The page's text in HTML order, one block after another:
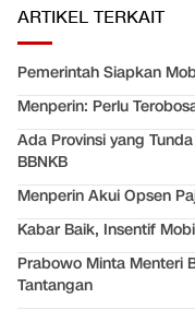
ARTIKEL TERKAIT
Pemerintah Siapkan
Menperin: Perlu
Ada Provinsi yang
BBNKB
Menperin Akui Opsen
Kabar Baik, Insentif
Prabowo Minta Menteri
Tantangan